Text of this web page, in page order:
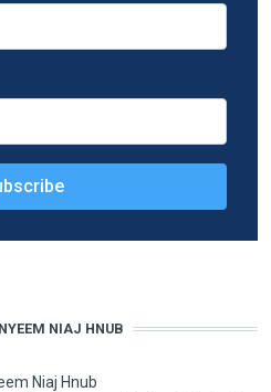
NIAJ HNUB
Niaj Hnub